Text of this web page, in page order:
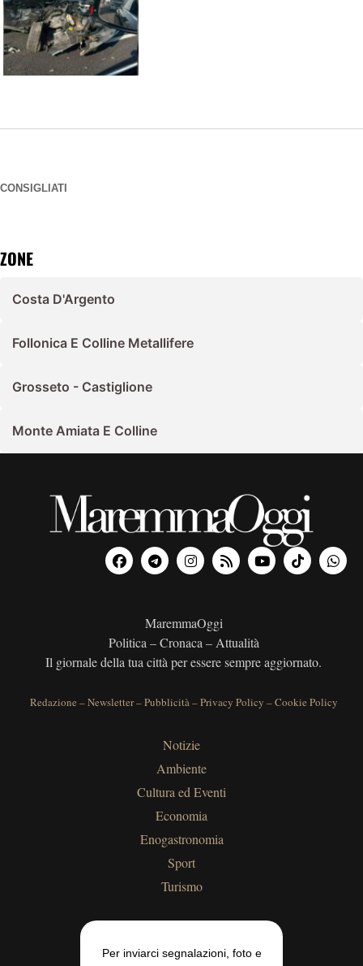
CONSIGLIATI
ZONE
Costa D'Argento
Follonica E Colline Metallifere
Grosseto - Castiglione
Monte Amiata E Colline
MaremmaOggi
Politica – Cronaca – Attualità
Il giornale della tua città per essere sempre aggiornato.
Redazione –Newsletter–Pubblicità–Privacy Policy –Cookie Policy
Notizie
Ambiente
Cultura ed Eventi
Economia
Enogastronomia
Sport
Turismo
Per inviarci segnalazioni, foto e